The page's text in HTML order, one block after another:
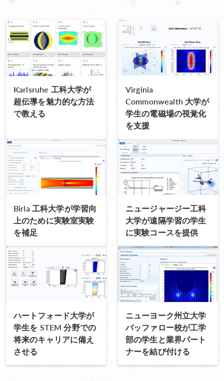
Karlsruhe 工科大学が
超伝導を魅力的な方法
で教える
Virginia
Commonwealth 大学が
学生の電磁場の視覚化
を支援
Birla 工科大学が学習向
上のために実験室実験
を補足
ニュージャージー工科
大学が遠隔学習の学生
に実験コースを提供
ハートフォード大学が
学生を STEM 分野での
将来のキャリアに備え
させる
ニューヨーク州立大学
バッファロー校が工学
部の学生と業界パート
ナーを結び付ける